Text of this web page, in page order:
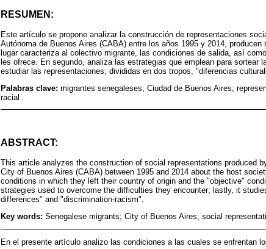
RESUMEN:
Este artículo se propone analizar la construcción de representaciones
Autónoma de Buenos Aires (CABA) entre los años 1995 y 2014,
lugar caracteriza al colectivo migrante, las condiciones de salida, así
les ofrece. En segundo, analiza las estrategias que emplean para sortear
estudiar las representaciones, divididas en dos tropos, "diferencias
Palabras clave: migrantes senegaleses; Ciudad de Buenos Aires;
racial
ABSTRACT:
This article analyzes the construction of social representations produced
City of Buenos Aires (CABA) between 1995 and 2014 about the host
conditions in which they left their country of origin and the "objective"
strategies used to overcome the difficulties they encounter; lastly, it
differences" and "discrimination-racism".
Key words: Senegalese migrants; City of Buenos Aires; social
En el presente artículo analizo las condiciones a las cuales se enfrentan